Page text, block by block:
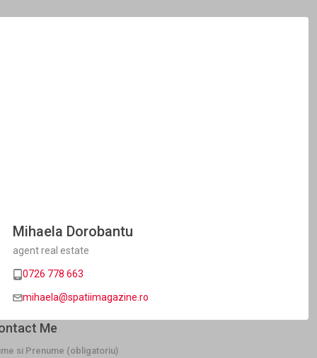
Mihaela Dorobantu
agent real estate
0726 778 663
mihaela@spatiimagazine.ro
Me
si Prenume (obligatoriu)